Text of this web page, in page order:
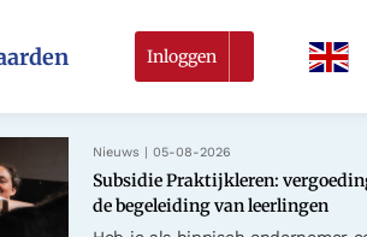
Inloggen
Nieuws | 05-08-2026
Subsidie Praktijkleren:
de begeleiding van leerlingen